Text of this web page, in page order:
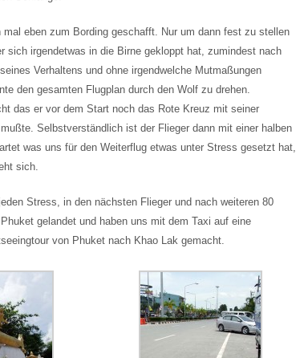
mal eben zum Bording geschafft. Nur um dann fest zu stellen
sich irgendetwas in die Birne gekloppt hat, zumindest nach
Verhaltens und ohne irgendwelche Mutmaßungen
den gesamten Flugplan durch den Wolf zu drehen.
das er vor dem Start noch das Rote Kreuz mit seiner
Selbstverständlich ist der Flieger dann mit einer halben
was uns für den Weiterflug etwas unter Stress gesetzt hat,
sich.
Stress, in den nächsten Flieger und nach weiteren 80
gelandet und haben uns mit dem Taxi auf eine
von Phuket nach Khao Lak gemacht.